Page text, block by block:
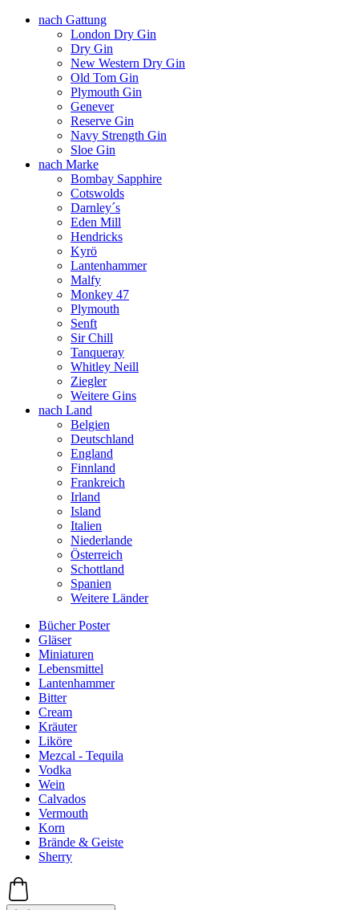
nach Gattung
London Dry Gin
Dry Gin
New Western Dry Gin
Old Tom Gin
Plymouth Gin
Genever
Reserve Gin
Navy Strength Gin
Sloe Gin
nach Marke
Bombay Sapphire
Cotswolds
Darnley´s
Eden Mill
Hendricks
Kyrö
Lantenhammer
Malfy
Monkey 47
Plymouth
Senft
Sir Chill
Tanqueray
Whitley Neill
Ziegler
Weitere Gins
nach Land
Belgien
Deutschland
England
Finnland
Frankreich
Irland
Island
Italien
Niederlande
Österreich
Schottland
Spanien
Weitere Länder
Bücher Poster
Gläser
Miniaturen
Lebensmittel
Lantenhammer
Bitter
Cream
Kräuter
Liköre
Mezcal - Tequila
Vodka
Wein
Calvados
Vermouth
Korn
Brände & Geiste
Sherry